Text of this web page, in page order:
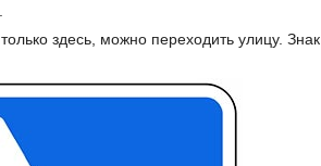
здесь, можно переходить улицу. Знак